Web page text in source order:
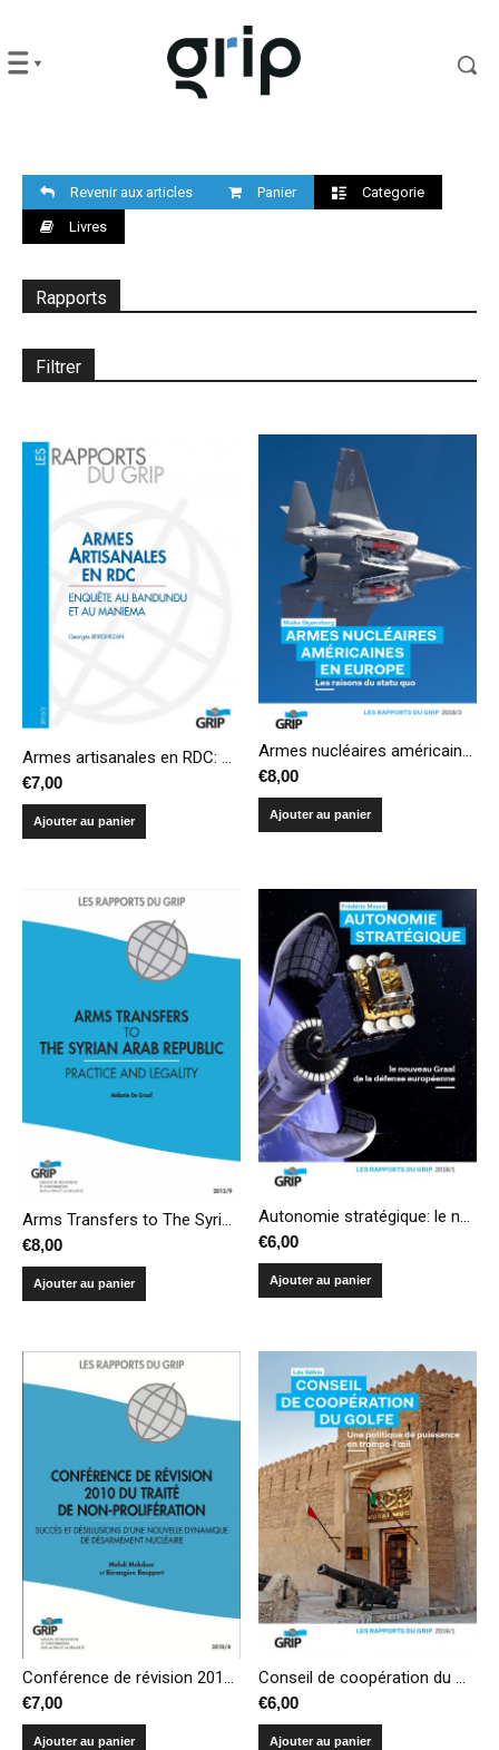
Revenir aux articles Panier Categorie
Livres
Rapports
Filtrer
Armes artisanales en RDC: Enquête au Bandundu et au Maniema
€7,00
Ajouter au panier
€8,00
Ajouter au panier
Arms Transfers to The Syrian Arab Republic : Practice and Legality
€8,00
Ajouter au panier
Autonomie stratégique: le nouveau Graal de la défense européenne
€6,00
Ajouter au panier
Conférence de révision 2010 du Traité de non prolifération – Succès et désillusions d’une nouvelle dynamique de désarmement nucléaire
€7,00
Ajouter au panier
Conseil de coopération du Golfe, une politique de puissance en trompe-l’œil
€6,00
Ajouter au panier